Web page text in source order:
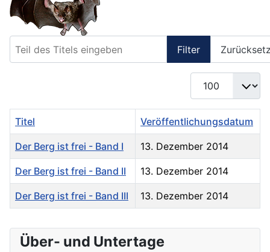
Filter
Anzeige #
Titel Veröffentlichungsdatum
Der Berg ist frei - Band I 13. Dezember 2014
Der Berg ist frei - Band II 13. Dezember 2014
Der Berg ist frei - Band III 13. Dezember 2014
Über- und Untertage